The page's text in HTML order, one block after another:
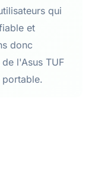
qui
et
donc
l'Asus TUF